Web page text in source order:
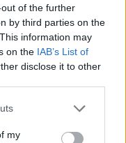
of the further
by third parties on the
information may
on the IAB’s List of
disclose it to other
one or more Google
You may click to
my
να
το άθροισμα των
και των
καιρούς
ομαλότητας